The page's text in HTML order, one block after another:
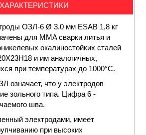
ХАРАКТЕРИСТИКИ
ОЗЛ-6 Ø 3.0 мм ESAB 1,8 кг
для MMA сварки литья и
окалиностойких сталей
и им аналогичных,
при температурах до 1000°С.
означает, что у электродов
зольного типа. Цифра 6 -
шва.
электродами, имеет
при высоких